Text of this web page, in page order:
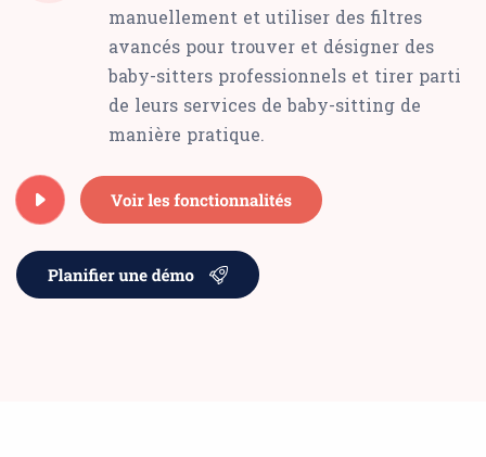
manuellement et utiliser des filtres
avancés pour trouver et désigner des
baby-sitters professionnels et tirer parti
de leurs services de baby-sitting de
manière pratique.